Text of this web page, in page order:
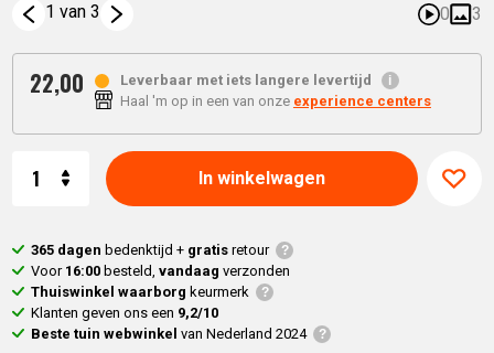
1 van 3 0 3
22,00
Leverbaar met iets langere levertijd
Haal 'm op in een van onze experience centers
In winkelwagen
365 dagen bedenktijd + gratisretour
Voor 16:00 besteld,vandaag verzonden
Thuiswinkel waarborg keurmerk
Klanten geven ons een 9,2/10
Beste tuin webwinkel van Nederland 2024